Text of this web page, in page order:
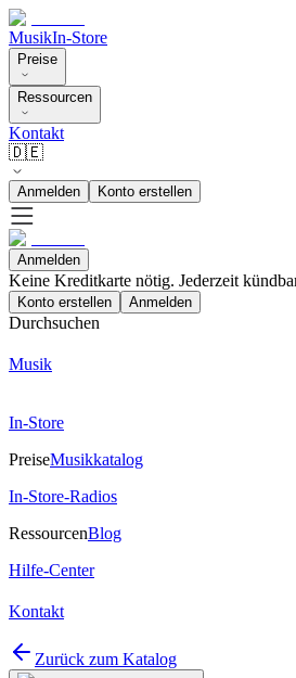
MusikIn-Store
Preise
Ressourcen
Kontakt
🇩🇪
Anmelden Konto erstellen
Anmelden
Keine Kreditkarte nötig. Jederzeit
Konto erstellen Anmelden
Durchsuchen
Musik
In-Store
PreiseMusikkatalog
In-Store-Radios
RessourcenBlog
Hilfe-Center
Kontakt
Zurück zum Katalog